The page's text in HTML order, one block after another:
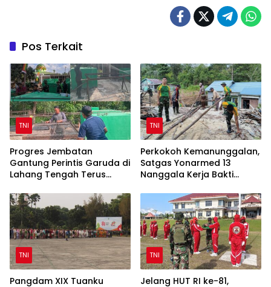
Pos Terkait
TNI
Progres Jembatan
Gantung Perintis Garuda di
Lahang Tengah Terus
TNI
Perkokoh Kemanunggalan,
Satgas Yonarmed 13
Nanggala Kerja Bakti
di Kapuas Hulu
TNI
Pangdam XIX Tuanku
TNI
Jelang HUT RI ke-81,